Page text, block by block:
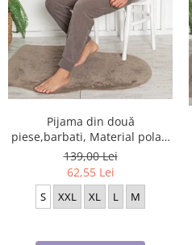
Pijama din două
piese,barbati, Material polar,
Lux, Baki36, 100%micro
139,00 Lei
62,55 Lei
S XXL XL L M